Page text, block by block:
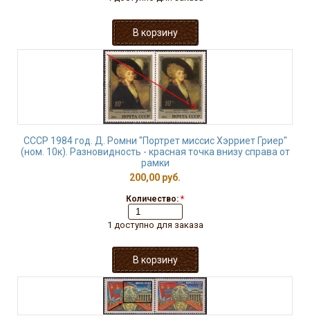
СССР 1984 год. Д. Ромни "Портрет миссис Хэрриет Гриер"
(ном. 10к). Разновидность - красная точка внизу справа от
рамки
200,00 руб.
Количество: *
1 доступно для заказа